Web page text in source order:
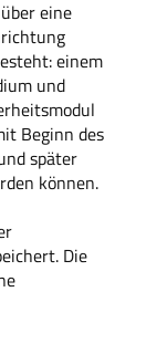
eine
einem
und
Beginn des
später
können.
Die